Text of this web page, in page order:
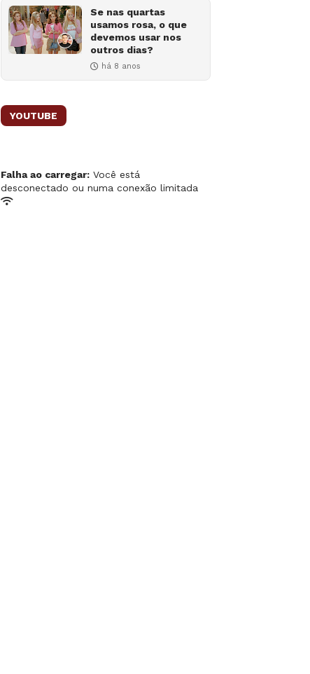
Se nas quartas
usamos rosa, o que
devemos usar nos
outros dias?
há 8 anos
YOUTUBE
Falha ao carregar: Você está
desconectado ou numa conexão limitada